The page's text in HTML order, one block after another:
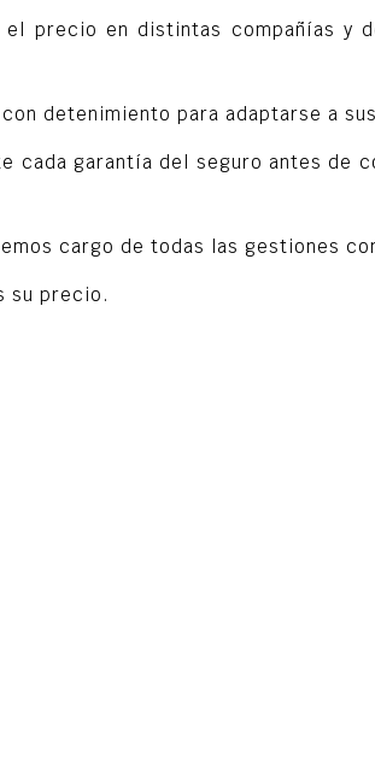
el precio en distintas compañías y
detenimiento para adaptarse a
cada garantía del seguro antes de
cargo de todas las gestiones
su precio.